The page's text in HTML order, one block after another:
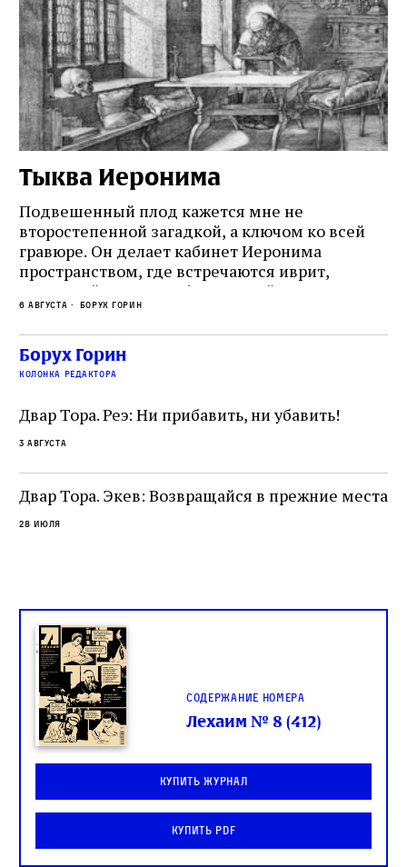
Тыква Иеронима
Подвешенный плод кажется мне не
второстепенной загадкой, а ключом ко всей
гравюре. Он делает кабинет Иеронима
пространством, где встречаются иврит,
греческий и латынь; буквальный смысл и
церковная традиция; филологическая
точность и понятность; переводчик,
убеждённый в необходимости исправления, и
читатель, воспринимающий исправление как
не просто покровитель переводчиков,
окружённый книгами. Перед нами человек,
одно решение которого вызвало возмущение
целой общины и стало частью многовекового
спора о том, кому принадлежит последнее
слово в переводе Библии
6 августа Борух Горин
Борух Горин
колонка редактора
Двар Тора. Реэ: Ни прибавить, ни убавить!
3 августа
Двар Тора. Экев: Возвращайся в прежние места
28 июля
Содержание номера
Лехаим № 8 (412)
Купить журнал
Купить PDF